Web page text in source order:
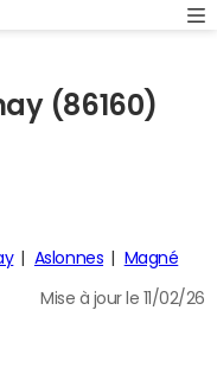
(86160)
Aslonnes Magné
Mise à jour le 11/02/26